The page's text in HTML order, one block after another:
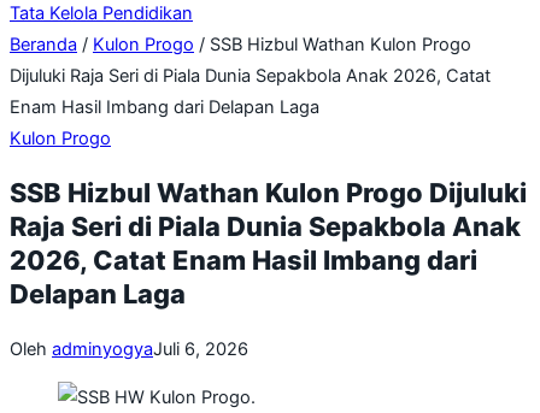
Tata Kelola Pendidikan
Beranda / Kulon Progo / SSB Hizbul Wathan Kulon Progo
Dijuluki Raja Seri di Piala Dunia Sepakbola Anak 2026, Catat
Enam Hasil Imbang dari Delapan Laga
Kulon Progo
SSB Hizbul Wathan Kulon Progo Dijuluki
Raja Seri di Piala Dunia Sepakbola Anak
2026, Catat Enam Hasil Imbang dari
Delapan Laga
Oleh adminyogyaJuli 6, 2026